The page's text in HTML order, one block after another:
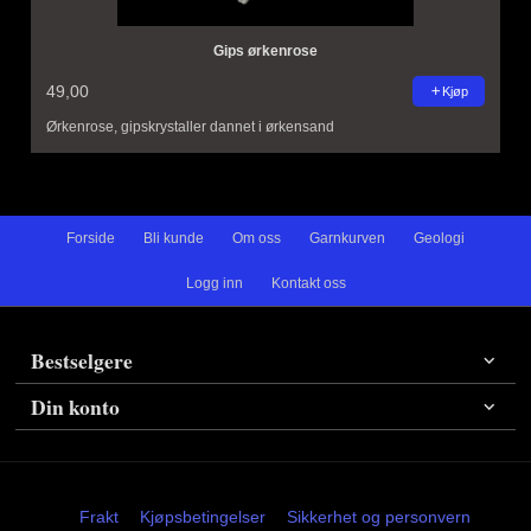
Gips ørkenrose
49,00 Kjøp
Ørkenrose, gipskrystaller dannet i ørkensand
Forside Bli kunde Om oss Garnkurven Geologi
Logg inn Kontakt oss
Bestselgere
Din konto
Frakt Kjøpsbetingelser Sikkerhet og personvern